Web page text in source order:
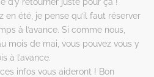
en été, je pense qu’il faut réserver
à l’avance. Si comme nous,
mois de mai, vous pouvez vous y
à l’avance.
ces infos vous aideront ! Bon